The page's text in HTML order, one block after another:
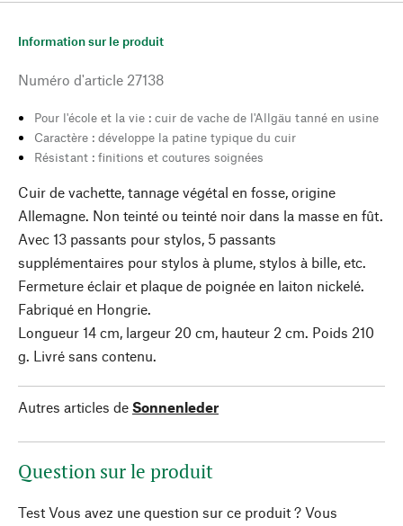
Information sur le produit
Numéro d'article 27138
Pour l'école et la vie : cuir de vache de l'Allgäu tanné en usine
Caractère : développe la patine typique du cuir
Résistant : finitions et coutures soignées
Cuir de vachette, tannage végétal en fosse, origine
Allemagne. Non teinté ou teinté noir dans la masse en fût.
Avec 13 passants pour stylos, 5 passants
supplémentaires pour stylos à plume, stylos à bille, etc.
Fermeture éclair et plaque de poignée en laiton nickelé.
Fabriqué en Hongrie.
Longueur 14 cm, largeur 20 cm, hauteur 2 cm. Poids 210
g. Livré sans contenu.
Autres articles de Sonnenleder
Question sur le produit
Test Vous avez une question sur ce produit ? Vous